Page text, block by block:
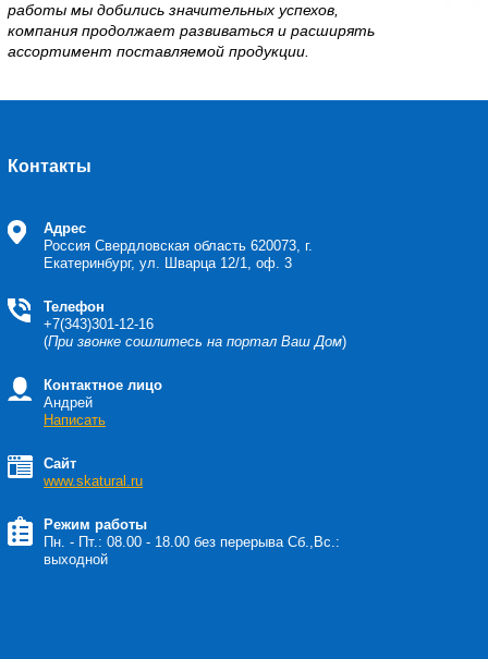
работы мы добились значительных успехов,
компания продолжает развиваться и расширять
ассортимент поставляемой продукции.
Контакты
Адрес
Россия Свердловская область 620073, г.
Екатеринбург, ул. Шварца 12/1, оф. 3
Телефон
+7(343)301-12-16
(При звонке сошлитесь на портал Ваш Дом)
Контактное лицо
Андрей
Написать
Сайт
www.skatural.ru
Режим работы
Пн. - Пт.: 08.00 - 18.00 без перерыва Сб.,Вс.:
выходной